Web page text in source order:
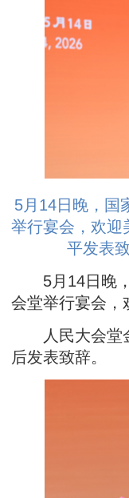
5月14日晚，国
举行宴会，欢迎
平发表
5月14日晚，
会堂举行宴会，
人民大会堂金
后发表致辞。